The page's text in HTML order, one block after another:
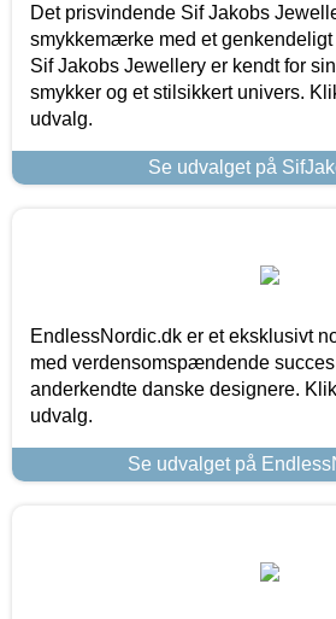
Det prisvindende Sif Jakobs
smykkemærke med et genkendeligt
Sif Jakobs Jewellery er kendt for
smykker og et stilsikkert univers.
udvalg.
Se udvalget på
EndlessNordic.dk er et eksklusivt
med verdensomspændende
anderkendte danske designere.
udvalg.
Se udvalget på